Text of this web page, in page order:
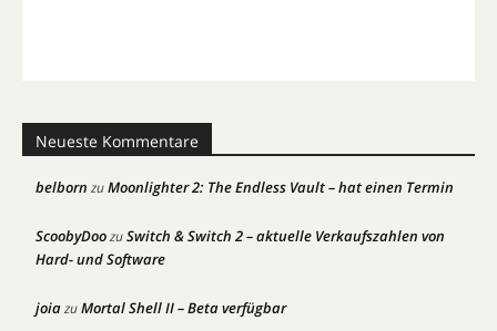
Neueste Kommentare
belborn zuMoonlighter 2: The Endless Vault – hat einen Termin
ScoobyDoozuSwitch & Switch 2 – aktuelle Verkaufszahlen von
Hard- und Software
joiazuMortal Shell II – Beta verfügbar